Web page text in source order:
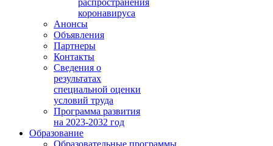
распространения
коронавируса
Анонсы
Объявления
Партнеры
Контакты
Сведения о
результатах
специальной оценки
условий труда
Программа развития
на 2023-2032 год
Образование
Образовательные программы